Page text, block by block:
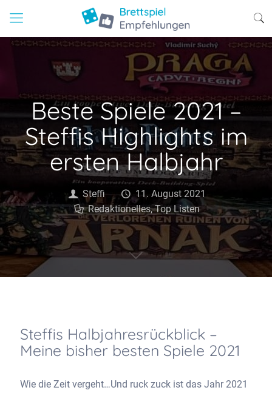
Beste Spiele 2021 –
Steffis Highlights im
ersten Halbjahr
Steffi
11. August 2021
Redaktionelles,Top Listen
Steffis Halbjahresrückblick –
Meine bisher besten Spiele 2021
Wie die Zeit vergeht…Und ruck zuck ist das Jahr 2021